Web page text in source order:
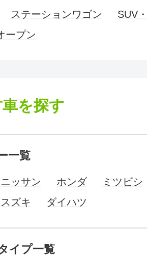
ステーションワゴン
SUV
ープン
を探す
一覧
ニッサン ホンダ
ミツビシ
スズキ ダイハツ
イプ一覧